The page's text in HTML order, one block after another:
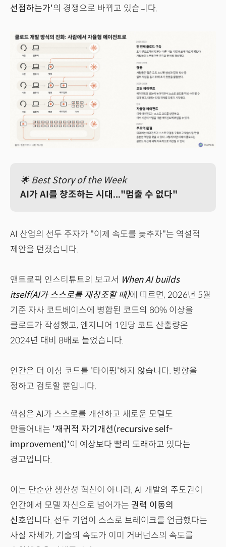
선점하는가'의 경쟁으로 바뀌고 있습니다.
🌟 Best Story of the Week
AI가 AI를 창조하는 시대..."멈출 수 없다"
AI 산업의 선두 주자가 "이제 속도를 늦추자"는 역설적
제안을 던졌습니다.
앤트로픽 인스티튜트의 보고서 When AI builds
itself(AI가 스스로를 재창조할 때)에 따르면, 2026년 5월
기준 자사 코드베이스에 병합된 코드의 80% 이상을
클로드가 작성했고, 엔지니어 1인당 코드 산출량은
2024년 대비 8배로 늘었습니다.
인간은 더 이상 코드를 '타이핑'하지 않습니다. 방향을
정하고 검토할 뿐입니다.
핵심은 AI가 스스로를 개선하고 새로운 모델도
만들어내는 '재귀적 자기개선(recursive self-
improvement)'이 예상보다 빨리 도래하고 있다는
경고입니다.
이는 단순한 생산성 혁신이 아니라, AI 개발의 주도권이
인간에서 모델 자신으로 넘어가는 권력 이동의
신호입니다. 선두 기업이 스스로 브레이크를 언급했다는
사실 자체가, 기술의 속도가 이미 거버넌스의 속도를